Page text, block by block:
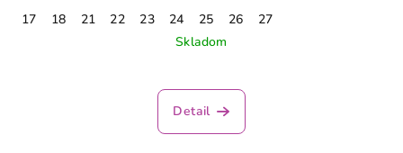
17 18 21 22 23 24 25 26
27
Skladom
Detail